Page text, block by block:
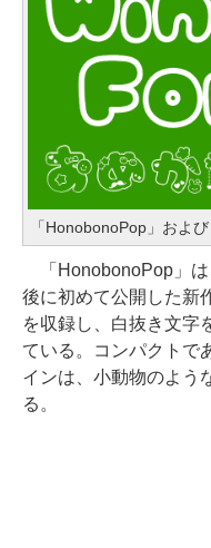
「HonobonoPop」およ
「HonobonoPop」は
後に初めて公開した新
を収録し、白抜き文字
ている。コンパクトで
インは、小動物のよう
る。